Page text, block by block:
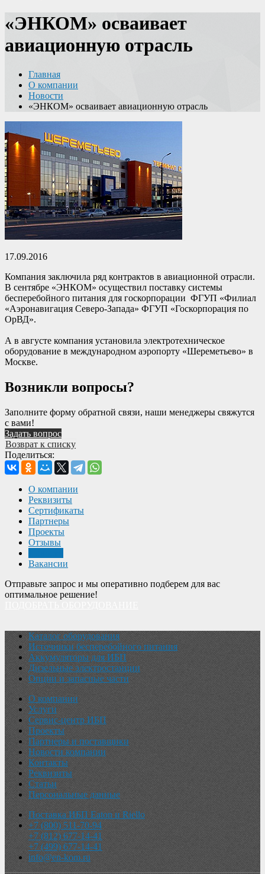
«ЭНКОМ» осваивает
авиационную отрасль
Главная
О компании
Новости
«ЭНКОМ» осваивает авиационную отрасль
17.09.2016
Компания заключила ряд контрактов в авиационной отрасли.
В сентябре «ЭНКОМ» осуществил поставку системы
бесперебойного питания для госкорпорации ФГУП «Филиал
«Аэронавигация Северо-Запада» ФГУП «Госкорпорация по
ОрВД».
А в августе компания установила электротехническое
оборудование в международном аэропорту «Шереметьево» в
Москве.
Возникли вопросы?
Заполните форму обратной связи, наши менеджеры свяжутся
с вами!
Задать вопрос
Возврат к списку
Поделиться:
О компании
Реквизиты
Сертификаты
Партнеры
Проекты
Отзывы
Вакансии
Отправьте запрос и мы оперативно подберем для вас
оптимальное решение!
Каталог оборудования
Источники бесперебойного питания
Аккумуляторы для ИБП
Дизельные электростанции
Опции и запасные части
О компании
Услуги
Сервис-центр ИБП
Проекты
Партнеры и поставщики
Новости компании
Контакты
Реквизиты
Статьи
Персональные данные
Поставка ИБП Eaton и Riello
+7 (800) 511-70-94
+7 (812) 677-14-41
+7 (499) 677-14-41
info@en-kom.ru